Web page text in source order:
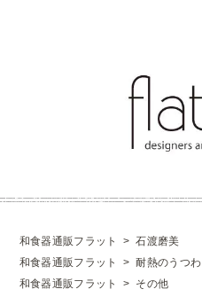
和食器通販フラット >石渡磨美
和食器通販フラット
>耐熱のうつわ
和食器通販フラット
> その他